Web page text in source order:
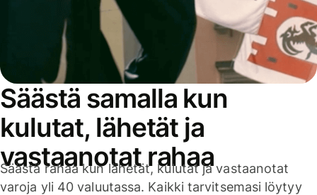
Säästä samalla kun
kulutat, lähetät ja
vastaanotat rahaa
Säästä rahaa kun lähetät, kulutat ja vastaanotat
varoja yli 40 valuutassa. Kaikki tarvitsemasi löytyy